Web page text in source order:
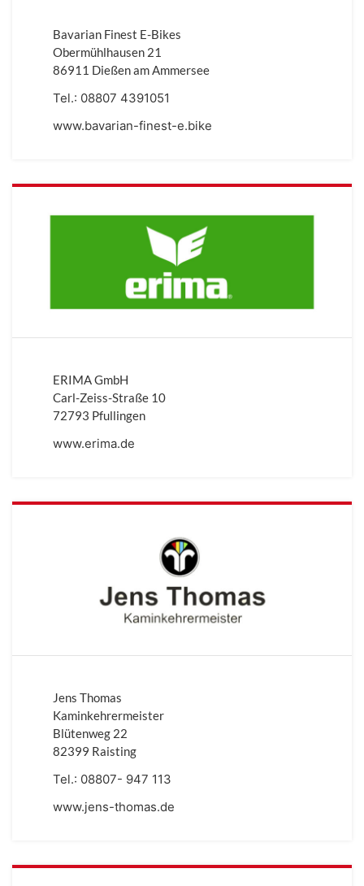
Bavarian Finest E-Bikes
Obermühlhausen 21
86911 Dießen am Ammersee
Tel.: 08807 4391051
www.bavarian-finest-e.bike
ERIMA GmbH
Carl-Zeiss-Straße 10
72793 Pfullingen
www.erima.de
Jens Thomas
Kaminkehrermeister
Blütenweg 22
82399 Raisting
Tel.: 08807- 947 113
www.jens-thomas.de